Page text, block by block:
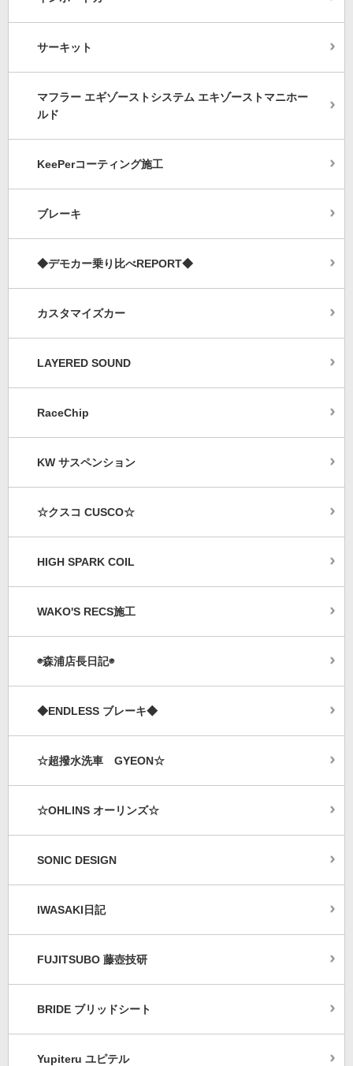
サーキット
マフラー エギゾーストシステム エキゾーストマニホー
ルド
KeePerコーティング施工
ブレーキ
◆デモカー乗り比べREPORT◆
カスタマイズカー
LAYERED SOUND
RaceChip
KW サスペンション
☆クスコ CUSCO☆
HIGH SPARK COIL
WAKO'S RECS施工
◉森浦店長日記◉
◆ENDLESS ブレーキ◆
☆超撥水洗車 GYEON☆
☆OHLINS オーリンズ☆
SONIC DESIGN
IWASAKI日記
FUJITSUBO 藤壺技研
BRIDE ブリッドシート
Yupiteru ユピテル